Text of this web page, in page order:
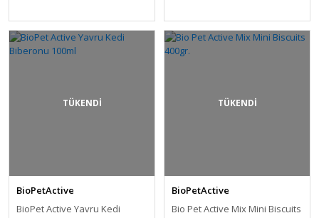
TÜKENDİ
BioPetActive
BioPet Active Yavru Kedi
TÜKENDİ
BioPetActive
Bio Pet Active Mix Mini Biscuits